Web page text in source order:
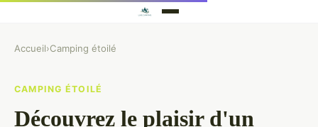
Accueil›Camping étoilé
CAMPING ÉTOILÉ
Découvrez le plaisir d'un